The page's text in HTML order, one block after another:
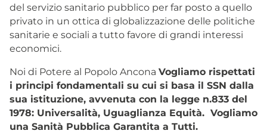
del servizio sanitario pubblico per far posto a quello
privato in un ottica di globalizzazione delle politiche
sanitarie e sociali a tutto favore di grandi interessi
economici.
Noi di Potere al Popolo Ancona Vogliamo rispettati
i principi fondamentali su cui si basa il SSN dalla
sua istituzione, avvenuta con la legge n.833 del
1978: Universalità, Uguaglianza Equità. Vogliamo
una Sanità Pubblica Garantita a Tutti.